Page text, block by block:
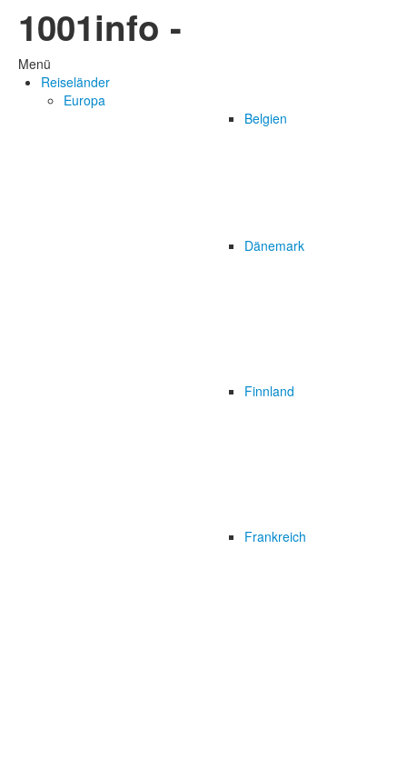
1001info -
Menü
Reiseländer
Europa
Belgien
Dänemark
Finnland
Frankreich